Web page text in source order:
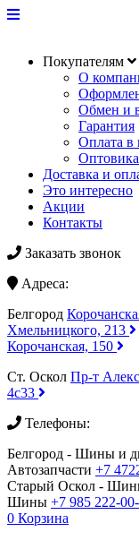
Покупателям
О
Обмен и
Гарантия
Оплата в
Доставка и
Это интересно
Акции
Контакты
Заказать звонок
Адреса:
Белгород
Хмельницкого, 213
Корочанская, 150
Ст. Оскол Пр-т
4с33
Телефоны:
Белгород - Шины и
Автозапчасти +7
Старый Оскол -
Шины +7 985 222-
0 Корзина